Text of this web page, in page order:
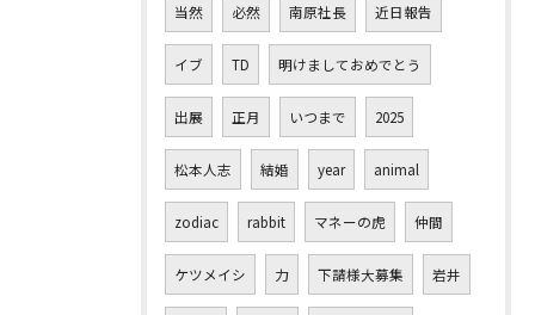
当然 必然 南原社長 近日報告
イブ TD 明けましておめでとう
出展 正月 いつまで 2025
松本人志 結婚 year animal
zodiac rabbit マネーの虎 仲間
ケツメイシ 力 下請様大募集 岩井